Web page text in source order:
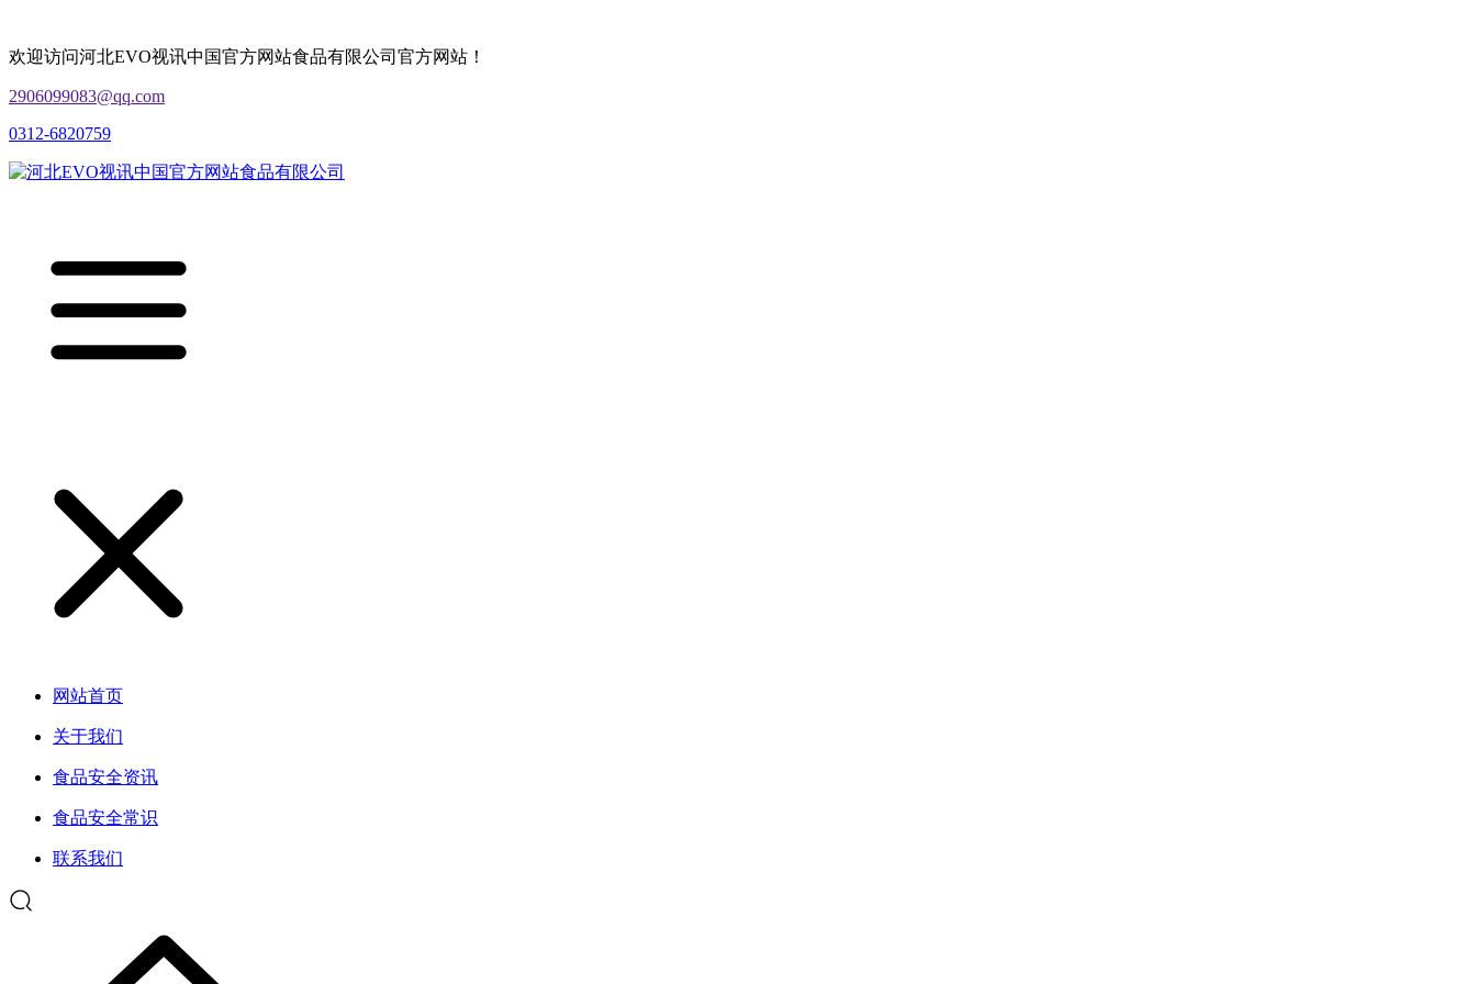
欢迎访问河北EVO视讯中国官方网站食品有限公司官方网站！
2906099083@qq.com
0312-6820759
网站首页
关于我们
食品安全资讯
食品安全常识
联系我们